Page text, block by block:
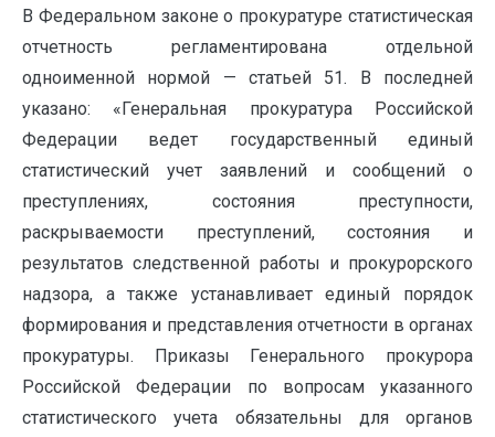
В Федеральном законе о прокуратуре статистическая
отчетность регламентирована отдельной
одноименной нормой — статьей 51. В последней
указано: «Генеральная прокуратура Российской
Федерации ведет государственный единый
статистический учет заявлений и сообщений о
преступлениях, состояния преступности,
раскрываемости преступлений, состояния и
результатов следственной работы и прокурорского
надзора, а также устанавливает единый порядок
формирования и представления отчетности в органах
прокуратуры. Приказы Генерального прокурора
Российской Федерации по вопросам указанного
статистического учета обязательны для органов